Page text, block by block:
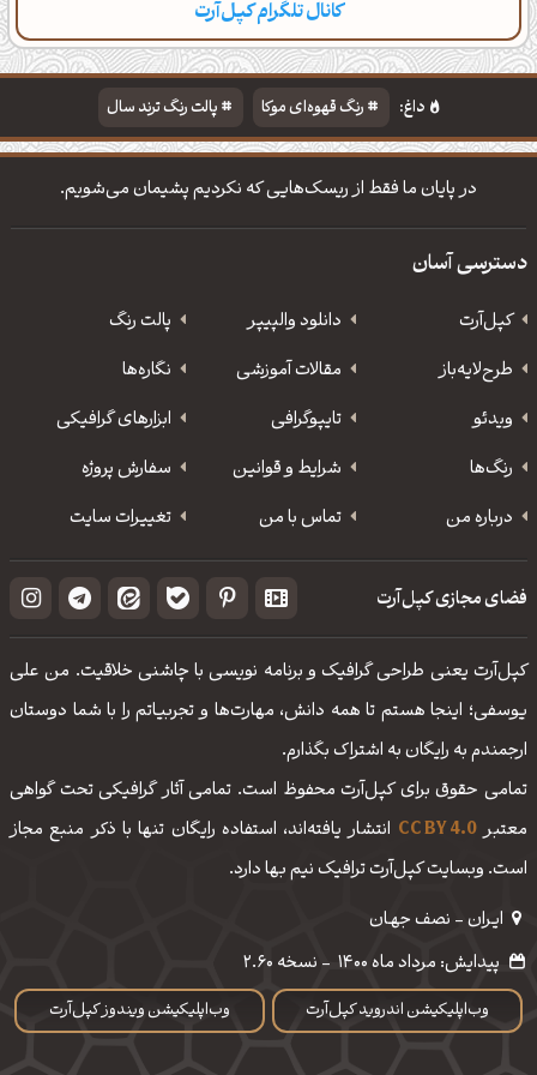
کانال تلگرام کپل‌آرت
دسته‌بندی مطالب تازه تایپوگرافی پالت‌ها
داغ: رنگ قهوه‌ای موکا
پالت رنگ ترند سال
دانلود والپیپر مذهبی
تایپوگرافی شعر مولانا
در پایان ما فقط از ریسک‌هایی که نکردیم پشیمان می‌شویم.
دسترسی آسان
کپل‌آرت دانلود‌ والپیپر
پالت رنگ
طرح‌لایه‌باز
مقالات آموزشی
نگاره‌ها
ویدئو
‌تایپوگرافی
ابزارهای گرافیکی
رنگ‌ها
شرایط و قوانین
سفارش پروژه
درباره من
تماس با من تغییرات سایت
فضای مجازی کپل‌آرت
کپل‌آرت یعنی طراحی گرافیک و برنامه نویسی با چاشنی خلاقیت. من علی
یوسفی؛ اینجا هستم تا همه دانش، مهارت‌‌ها و تجربیاتم را با شما دوستان
ارجمندم به رایگان به اشتراک بگذارم.
تمامی حقوق برای کپل‌آرت محفوظ است. تمامی آثار گرافیکی تحت گواهی
معتبرCC BY 4.0 انتشار یافته‌اند، استفاده رایگان تنها با ذکر منبع مجاز
است. وبسایت کپل‌آرت ترافیک نیم بها دارد.
ایـران - نصف جهـان
وب‌اپلیکیشن اندروید کپل‌آرت وب‌اپلیکیشن ویندوز کپل‌آرت
پیدایش: مرداد ماه 1400 - نسخه 2.60